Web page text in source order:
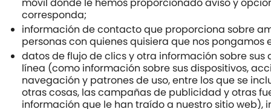
corresponda;
información de contacto que proporciona sobre
personas con quienes quisiera que nos pongamos
datos de flujo de clics y otra información sobre sus
línea (como información sobre sus dispositivos,
navegación y patrones de uso, entre los que se
otras cosas, las campañas de publicidad y otras
información que le han traído a nuestro sitio web),